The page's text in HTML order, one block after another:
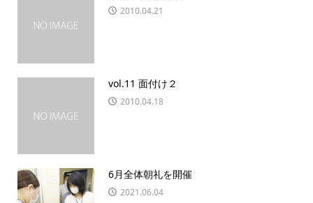
2010.04.21
vol.11 面付け２
2010.04.18
6月全体朝礼を開催
2021.06.04